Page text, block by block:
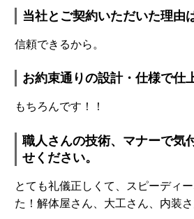
当社とご契約いただいた理由
信頼できるから。
お約束通りの設計・仕様で仕
もちろんです！！
職人さんの技術、マナーで気
せください。
とても礼儀正しくて、スピーディ
た！解体屋さん、大工さん、内装さ